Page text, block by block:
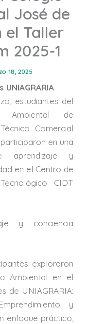
José de
el Taller
2025-1
18, 2025
estudiantes del
Ambiental de
Comercial
en una
aprendizaje y
en el Centro de
CIDT
y conciencia
exploraron
Ambiental en el
de UNIAGRARIA:
y
enfoque práctico,